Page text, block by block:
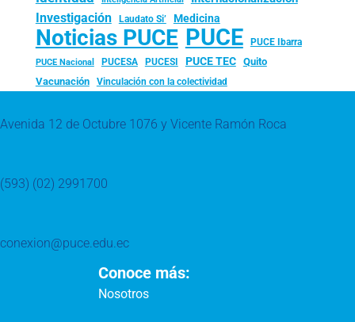
Investigación Laudato Si’ Medicina
Noticias PUCE PUCE PUCE Ibarra
PUCE Nacional PUCESA PUCESI PUCE TEC
Quito
Vacunación
Vinculación con la colectividad
Avenida 12 de Octubre 1076 y Vicente Ramón Roca
(593) (02) 2991700
conexion@puce.edu.ec
Conoce más:
Nosotros